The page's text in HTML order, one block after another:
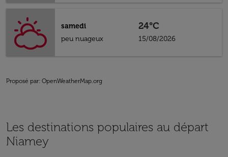
samedi
peu nuageux
24°C
15/08/2026
Proposé par: OpenWeatherMap.org
Les destinations populaires au départ
Niamey